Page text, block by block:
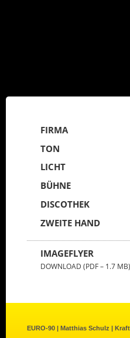
Inhalt wechseln
FIRMA
TON
LICHT
BÜHNE
DISCOTHEK
ZWEITE HAND
IMAGEFLYER
DOWNLOAD (PDF – 1.7 MB)
EURO-90 | Matthias Schulz |